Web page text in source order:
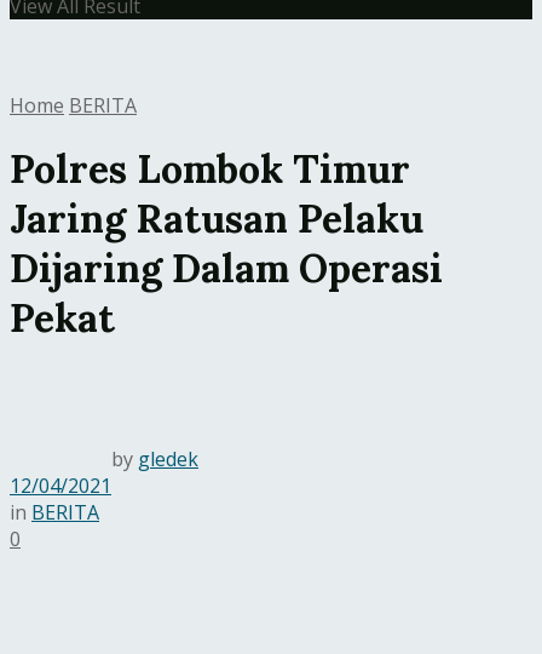
View All Result
Home BERITA
Polres Lombok Timur
Jaring Ratusan Pelaku
Dijaring Dalam Operasi
Pekat
by gledek
12/04/2021
in BERITA
0